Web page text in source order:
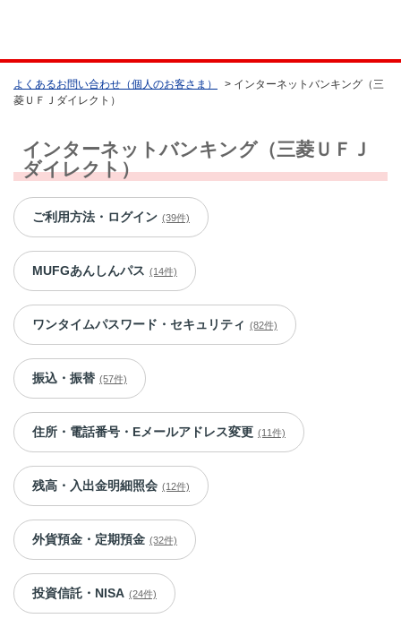
よくあるお問い合わせ（個人のお客さま） > インターネットバンキング（三
菱ＵＦＪダイレクト）
インターネットバンキング（三菱ＵＦＪ
ダイレクト）
ご利用方法・ログイン (39件)
MUFGあんしんパス (14件)
ワンタイムパスワード・セキュリティ (82件)
振込・振替 (57件)
住所・電話番号・Eメールアドレス変更 (11件)
残高・入出金明細照会 (12件)
外貨預金・定期預金 (32件)
投資信託・NISA (24件)